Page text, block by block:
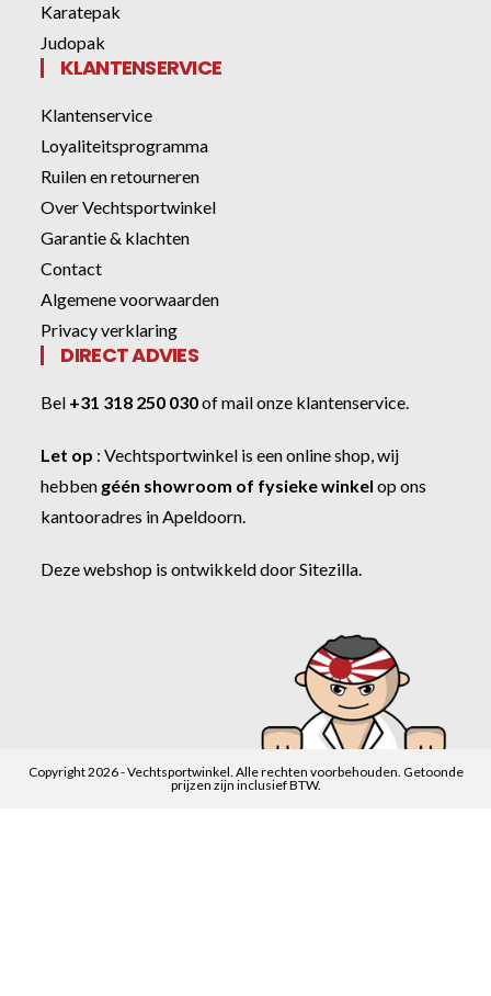
Karatepak
Judopak
KLANTENSERVICE
Klantenservice
Loyaliteitsprogramma
Ruilen en retourneren
Over Vechtsportwinkel
Garantie & klachten
Contact
Algemene voorwaarden
Privacy verklaring
DIRECT ADVIES
Bel +31 318 250 030ofmail onze klantenservice.
Let op :Vechtsportwinkel is een online shop, wij
hebben géén showroom of fysieke winkel op ons
kantooradres in Apeldoorn.
Deze webshop is ontwikkeld doorSitezilla.
Copyright 2026 - Vechtsportwinkel. Alle rechten voorbehouden. Getoonde
prijzen zijn inclusief BTW.